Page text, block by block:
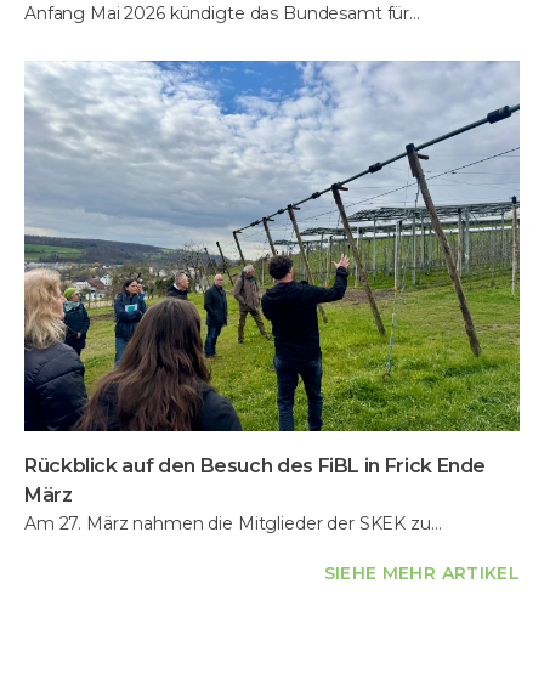
Anfang Mai 2026 kündigte das Bundesamt für…
Rückblick auf den Besuch des FiBL in Frick Ende
März
Am 27. März nahmen die Mitglieder der SKEK zu…
SIEHE MEHR ARTIKEL